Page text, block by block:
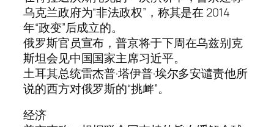
乌克兰政府为“非法政权”，称其是在 2014
年“政变”后成立的。
俄罗斯官员宣布，普京将于下周在乌兹别克
斯坦会见中国国家主席习近平。
土耳其总统雷杰普·塔伊普·埃尔多安谴责他所
说的西方对俄罗斯的“挑衅”。
经济